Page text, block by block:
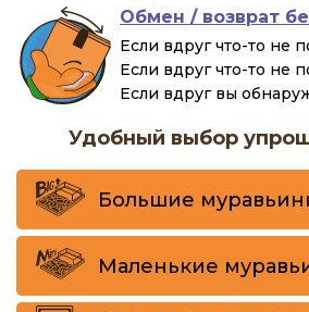
Удобный выбор
Большие
Маленькие
Обмен / возврат
Если вдруг что-то не
Если вдруг что-то не
Если вдруг вы